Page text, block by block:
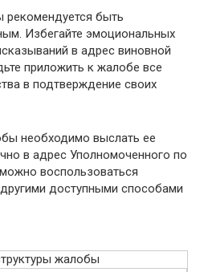
рекомендуется быть
Избегайте эмоциональных
в адрес виновной
приложить к жалобе все
в подтверждение своих
необходимо выслать ее
в адрес Уполномоченного по
воспользоваться
доступными способами
жалобы